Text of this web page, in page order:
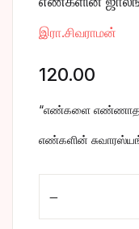
இரா.சிவராமன்
120.00
“எண்களை எண்ணாத
எண்களின்